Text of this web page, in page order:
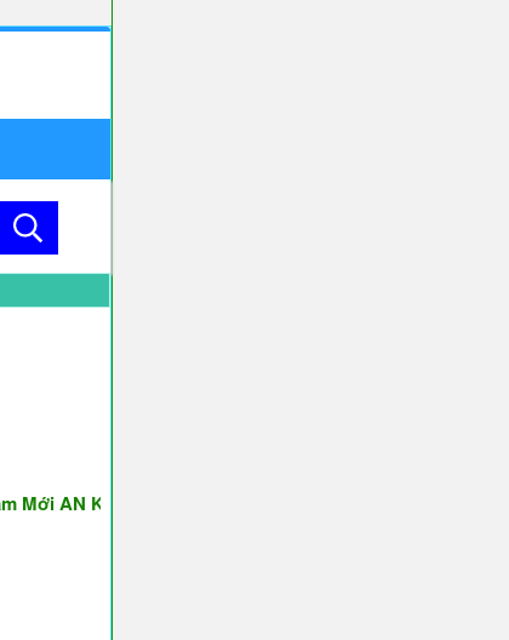
KHANG & THỊNH VƯỢNG ♥♥♥